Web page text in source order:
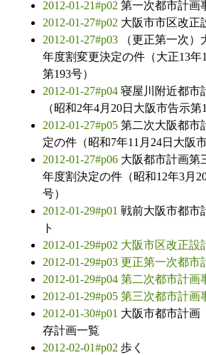
2012-01-21#p02 第一次都市計画
2012-01-27#p02 大阪市市区改正
2012-01-27#p03
（更正第一次
年度割変更決定の件（大正13年
第193号）
2012-01-27#p04 寝屋川附近都市
（昭和2年4月20日大阪市告示第
2012-01-27#p05 第二次大阪都市
定の件（昭和7年11月24日大阪
2012-01-27#p06 大阪都市計画第
年度割決定の件（昭和12年3月
号）
2012-01-29#p01 戦前大阪市都市
ト
2012-01-29#p02 大阪市区改正設
2012-01-29#p03 更正第一次都市
2012-01-29#p04 第二次都市計画
2012-01-29#p05 第三次都市計画
2012-01-30#p01 大阪市都市計
存計画一覧
2012-02-01#p02 歩く